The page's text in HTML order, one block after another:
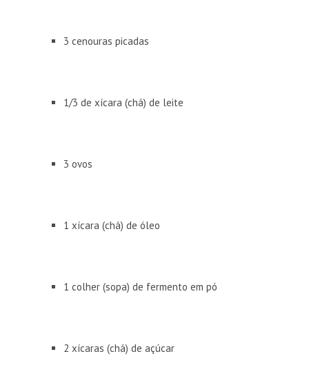
3 cenouras picadas
1/3 de xícara (chá) de leite
3 ovos
1 xícara (chá) de óleo
1 colher (sopa) de fermento em pó
2 xícaras (chá) de açúcar